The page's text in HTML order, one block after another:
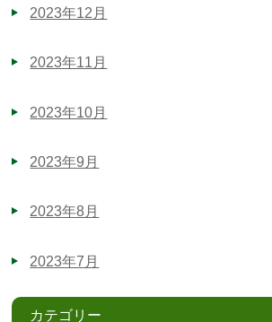
2023年12月
2023年11月
2023年10月
2023年9月
2023年8月
2023年7月
カテゴリー